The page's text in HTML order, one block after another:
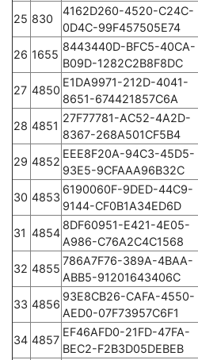
25 830
4162D260-4520-C24C-
0D4C-99F457505E74
26 1655
8443440D-BFC5-40CA-
B09D-1282C2B8F8DC
27 4850
E1DA9971-212D-4041-
8651-674421857C6A
28 4851
27F77781-AC52-4A2D-
8367-268A501CF5B4
29 4852
EEE8F20A-94C3-45D5-
93E5-9CFAAA96B32C
30 4853
6190060F-9DED-44C9-
9144-CF0B1A34ED6D
31 4854
8DF60951-E421-4E05-
A986-C76A2C4C1568
32 4855
786A7F76-389A-4BAA-
ABB5-91201643406C
33 4856
93E8CB26-CAFA-4550-
AED0-07F73957C6F1
34 4857
EF46AFD0-21FD-47FA-
BEC2-F2B3D05DEBEB